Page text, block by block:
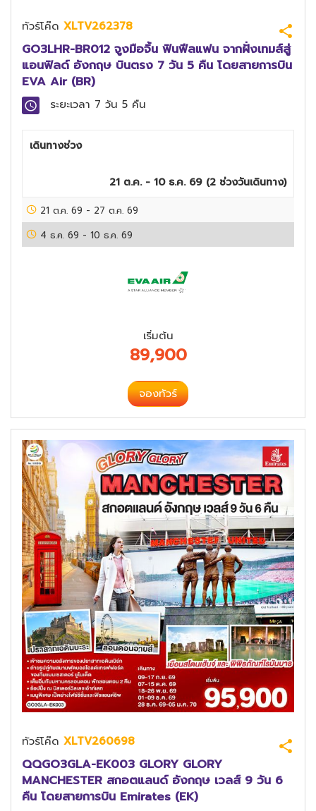
ทัวร์โค๊ด XLTV262378
GO3LHR-BR012 จูงมือจิ้น ฟินฟีลแฟน จากฝั่งเทมส์สู่
แอนฟิลด์ อังกฤษ บินตรง 7 วัน 5 คืน โดยสายการบิน
EVA Air (BR)
ระยะเวลา 7 วัน 5 คืน
เดินทางช่วง
21 ต.ค. - 10 ธ.ค. 69 (2 ช่วงวันเดินทาง)
21 ต.ค. 69 - 27 ต.ค. 69
4 ธ.ค. 69 - 10 ธ.ค. 69
เริ่มต้น
89,900
จองทัวร์
ทัวร์โค๊ด XLTV260698
QQGO3GLA-EK003 GLORY GLORY
MANCHESTER สกอตแลนด์ อังกฤษ เวลส์ 9 วัน 6
คืน โดยสายการบิน Emirates (EK)